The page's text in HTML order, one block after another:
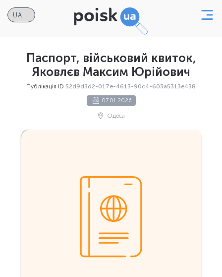
Паспорт, військовий квиток,
Яковлєв Максим Юрійович
Публікація ID 52d9d3d2-017e-4613-90c4-603a5313e438
07.01.2026
Одеса